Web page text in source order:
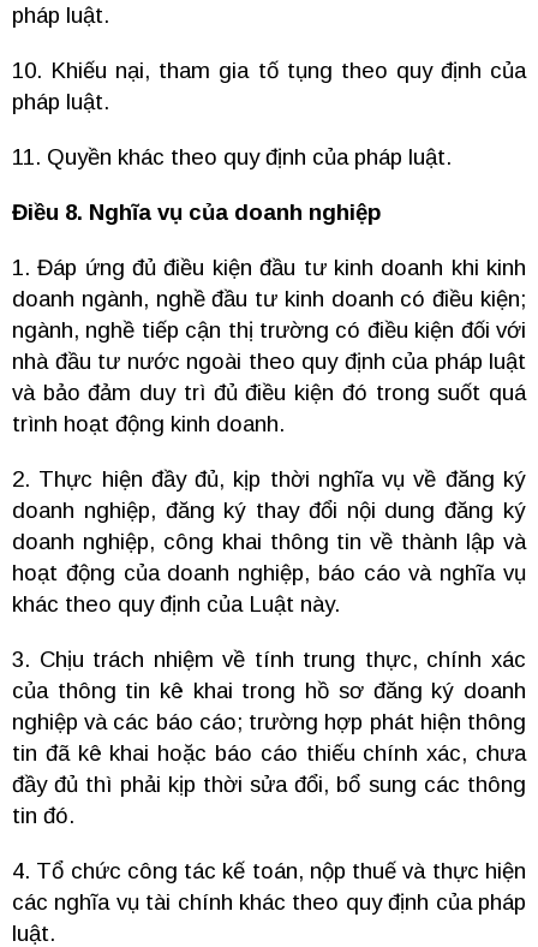
pháp luật.
10. Khiếu nại, tham gia tố tụng theo quy định của
pháp luật.
11. Quyền khác theo quy định của pháp luật.
Điều 8. Nghĩa vụ của doanh nghiệp
1. Đáp ứng đủ điều kiện đầu tư kinh doanh khi kinh
doanh ngành, nghề đầu tư kinh doanh có điều kiện;
ngành, nghề tiếp cận thị trường có điều kiện đối với
nhà đầu tư nước ngoài theo quy định của pháp luật
và bảo đảm duy trì đủ điều kiện đó trong suốt quá
trình hoạt động kinh doanh.
2. Thực hiện đầy đủ, kịp thời nghĩa vụ về đăng ký
doanh nghiệp, đăng ký thay đổi nội dung đăng ký
doanh nghiệp, công khai thông tin về thành lập và
hoạt động của doanh nghiệp, báo cáo và nghĩa vụ
khác theo quy định của Luật này.
3. Chịu trách nhiệm về tính trung thực, chính xác
của thông tin kê khai trong hồ sơ đăng ký doanh
nghiệp và các báo cáo; trường hợp phát hiện thông
tin đã kê khai hoặc báo cáo thiếu chính xác, chưa
đầy đủ thì phải kịp thời sửa đổi, bổ sung các thông
tin đó.
4. Tổ chức công tác kế toán, nộp thuế và thực hiện
các nghĩa vụ tài chính khác theo quy định của pháp
luật.